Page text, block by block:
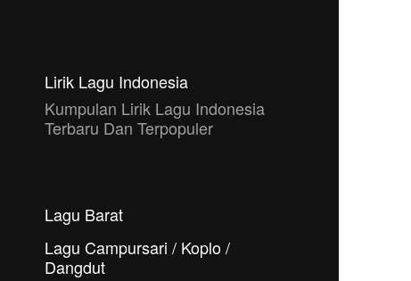
Lirik Lagu Indonesia
Kumpulan Lirik Lagu Indonesia
Terbaru Dan Terpopuler
Lagu Barat
Lagu Campursari / Koplo /
Dangdut